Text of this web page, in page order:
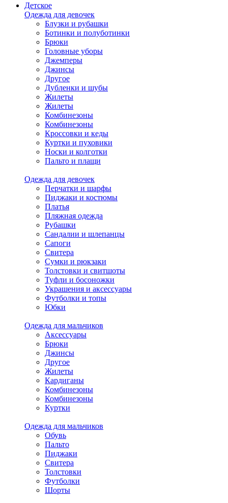
Детское
Одежда для девочек
Блузки и рубашки
Ботинки и полуботинки
Брюки
Головные уборы
Джемперы
Джинсы
Другое
Дубленки и шубы
Жилеты
Жилеты
Комбинезоны
Комбинезоны
Кроссовки и кеды
Куртки и пуховики
Носки и колготки
Пальто и плащи
Одежда для девочек
Перчатки и шарфы
Пиджаки и костюмы
Платья
Пляжная одежда
Рубашки
Сандалии и шлепанцы
Сапоги
Свитера
Сумки и рюкзаки
Толстовки и свитшоты
Туфли и босоножки
Украшения и аксессуары
Футболки и топы
Юбки
Одежда для мальчиков
Аксессуары
Брюки
Джинсы
Другое
Жилеты
Кардиганы
Комбинезоны
Комбинезоны
Куртки
Одежда для мальчиков
Обувь
Пальто
Пиджаки
Свитера
Толстовки
Футболки
Шорты